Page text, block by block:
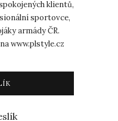
klientů,
sportovce,
armády ČR.
www.plstyle.cz